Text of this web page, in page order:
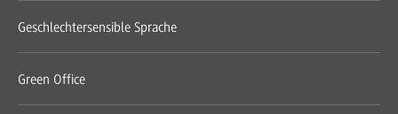
Geschlechtersensible Sprache
Green Office